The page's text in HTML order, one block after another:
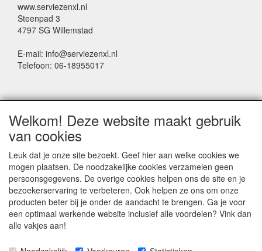
www.serviezenxl.nl
Steenpad 3
4797 SG Willemstad
E-mail: info@serviezenxl.nl
Telefoon: 06-18955017
Voornaam
Achternaam
E-mail
Welkom! Deze website maakt gebruik
van cookies
Leuk dat je onze site bezoekt. Geef hier aan welke cookies we
mogen plaatsen. De noodzakelijke cookies verzamelen geen
persoonsgegevens. De overige cookies helpen ons de site en je
bezoekerservaring te verbeteren. Ook helpen ze ons om onze
producten beter bij je onder de aandacht te brengen. Ga je voor
een optimaal werkende website inclusief alle voordelen? Vink dan
alle vakjes aan!